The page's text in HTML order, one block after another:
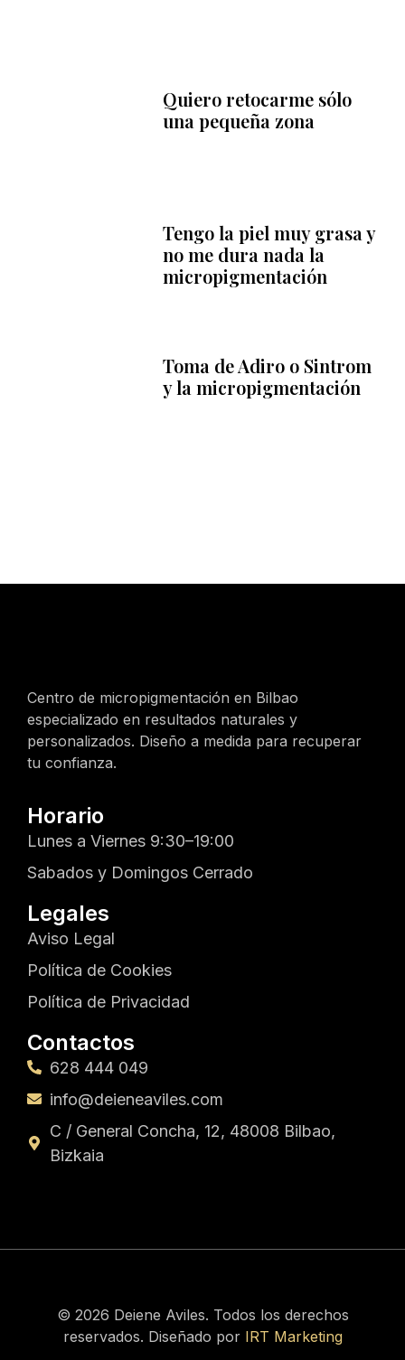
Quiero retocarme sólo
una pequeña zona
Tengo la piel muy grasa y
no me dura nada la
micropigmentación
Toma de Adiro o Sintrom
y la micropigmentación
Centro de micropigmentación en Bilbao
especializado en resultados naturales y
personalizados. Diseño a medida para recuperar
tu confianza.
Horario
Lunes a Viernes 9:30–19:00
Sabados y Domingos Cerrado
Legales
Aviso Legal
Política de Cookies
Política de Privacidad
Contactos
628 444 049
info@deieneaviles.com
C / General Concha, 12, 48008 Bilbao,
Bizkaia
© 2026 Deiene Aviles. Todos los derechos
reservados. Diseñado por IRT Marketing